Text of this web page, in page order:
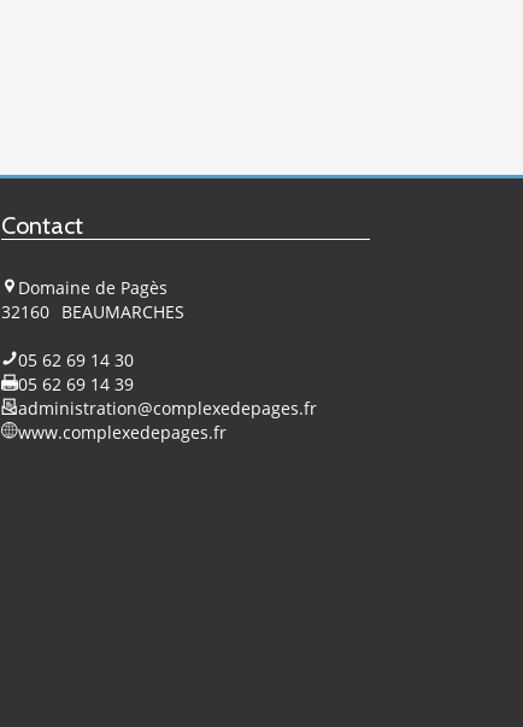
Contact
Domaine de Pagès
32160 BEAUMARCHES
05 62 69 14 30
05 62 69 14 39
administration@complexedepages.fr
www.complexedepages.fr